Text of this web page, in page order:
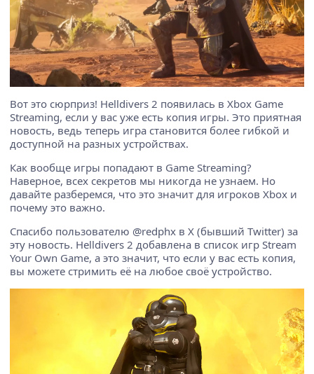
Вот это сюрприз! Helldivers 2 появилась в Xbox Game
Streaming, если у вас уже есть копия игры. Это приятная
новость, ведь теперь игра становится более гибкой и
доступной на разных устройствах.
Как вообще игры попадают в Game Streaming?
Наверное, всех секретов мы никогда не узнаем. Но
давайте разберемся, что это значит для игроков Xbox и
почему это важно.
Спасибо пользователю @redphx в X (бывший Twitter) за
эту новость. Helldivers 2 добавлена в список игр Stream
Your Own Game, а это значит, что если у вас есть копия,
вы можете стримить её на любое своё устройство.